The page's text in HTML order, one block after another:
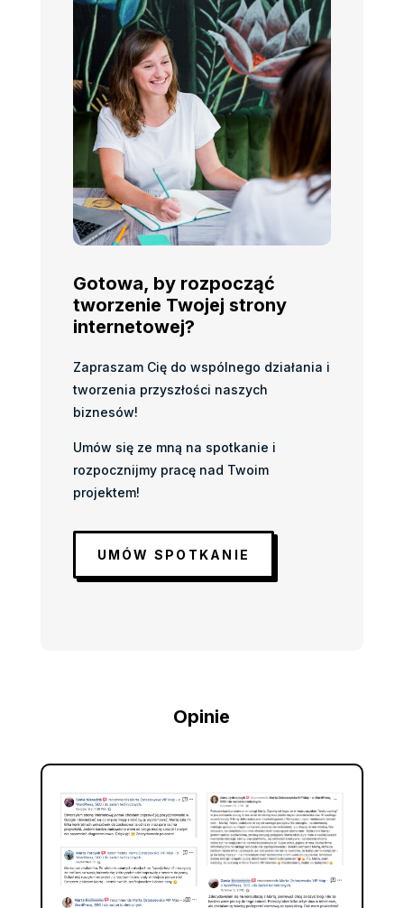
Gotowa, by rozpocząć
tworzenie Twojej strony
internetowej?
Zapraszam Cię do wspólnego działania i
tworzenia przyszłości naszych
biznesów!
Umów się ze mną na spotkanie i
rozpocznijmy pracę nad Twoim
projektem!
UMÓW SPOTKANIE
Opinie